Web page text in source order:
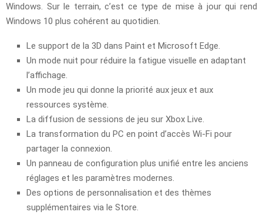
Windows. Sur le terrain, c’est ce type de mise à jour qui rend
Windows 10 plus cohérent au quotidien.
Le support de la 3D dans Paint et Microsoft Edge.
Un mode nuit pour réduire la fatigue visuelle en adaptant
l’affichage.
Un mode jeu qui donne la priorité aux jeux et aux
ressources système.
La diffusion de sessions de jeu sur Xbox Live.
La transformation du PC en point d’accès Wi‑Fi pour
partager la connexion.
Un panneau de configuration plus unifié entre les anciens
réglages et les paramètres modernes.
Des options de personnalisation et des thèmes
supplémentaires via le Store.